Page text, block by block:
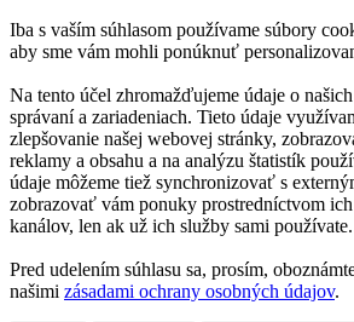
Iba s vaším súhlasom používame súbory
aby sme vám mohli ponúknuť
Na tento účel zhromažďujeme údaje o
správaní a zariadeniach. Tieto údaje
zlepšovanie našej webovej stránky,
reklamy a obsahu a na analýzu štatistík
údaje môžeme tiež synchronizovať s
zobrazovať vám ponuky prostredníctvom
kanálov, len ak už ich služby sami používate.
Pred udelením súhlasu sa, prosím,
našimi zásadami ochrany osobných údajov.